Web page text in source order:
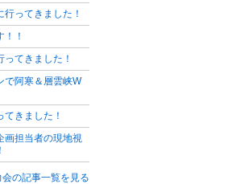
行ってきました！
！
ってきました！
で阿寒＆層雲峡W
てきました！
画担当者の現地視
の記事一覧を見る